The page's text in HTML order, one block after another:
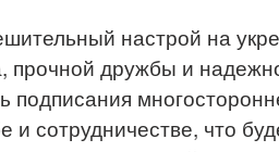
настрой на
прочной дружбы и
подписания
сотрудничестве, что